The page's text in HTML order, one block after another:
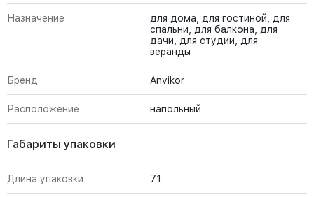
Назначение
для дома, для гостиной, для
спальни, для балкона, для
дачи, для студии, для
веранды
Бренд Anvikor
Расположение напольный
Габариты упаковки
Длина упаковки 71